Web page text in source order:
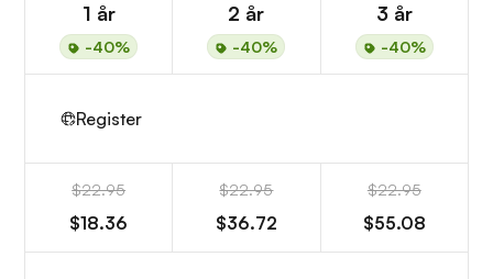
1 år
-40%
2 år
-40%
3 år
-40%
Register
$22.95
$18.36
$22.95
$36.72
$22.95
$55.08